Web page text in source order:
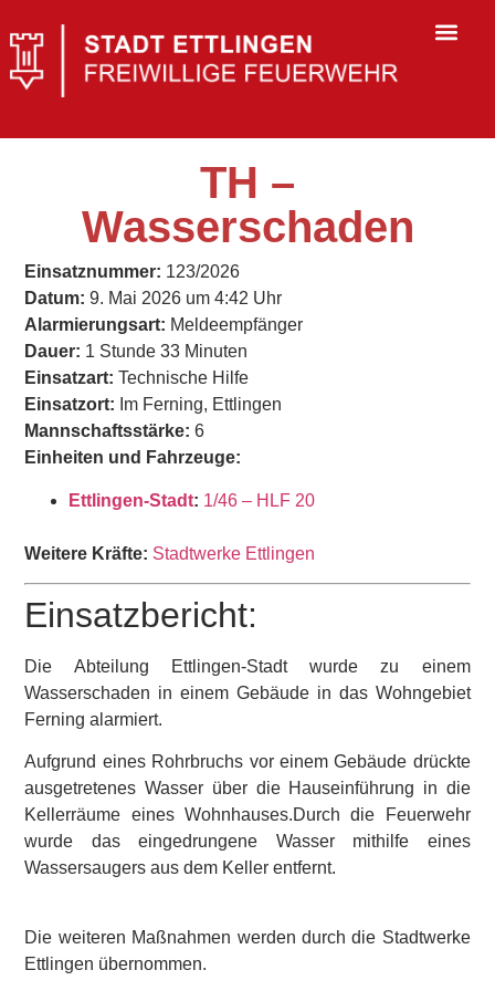
TH –
Wasserschaden
Einsatznummer: 123/2026
Datum: 9. Mai 2026 um 4:42 Uhr
Alarmierungsart: Meldeempfänger
Dauer: 1 Stunde 33 Minuten
Einsatzart: Technische Hilfe
Einsatzort: Im Ferning, Ettlingen
Mannschaftsstärke: 6
Einheiten und Fahrzeuge:
Ettlingen-Stadt: 1/46 – HLF 20
Weitere Kräfte: Stadtwerke Ettlingen
Einsatzbericht:
Die Abteilung Ettlingen-Stadt wurde zu einem
Wasserschaden in einem Gebäude in das Wohngebiet
Ferning alarmiert.
Aufgrund eines Rohrbruchs vor einem Gebäude drückte
ausgetretenes Wasser über die Hauseinführung in die
Kellerräume eines Wohnhauses.Durch die Feuerwehr
wurde das eingedrungene Wasser mithilfe eines
Wassersaugers aus dem Keller entfernt.
Die weiteren Maßnahmen werden durch die Stadtwerke
Ettlingen übernommen.